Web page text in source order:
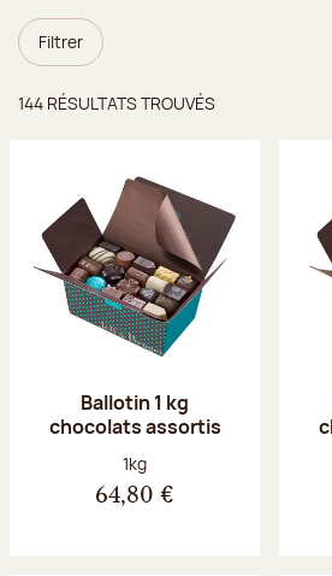
Filtrer
144 RÉSULTATS TROUVÉS
Ballotin 1 kg
chocolats assortis
Poids net :
1kg
64,80 €